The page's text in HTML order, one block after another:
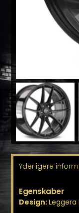
Yderligere
Egenskaber
Design:Leggera